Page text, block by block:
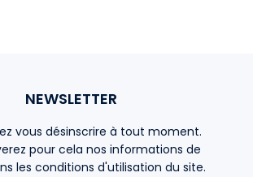
NEWSLETTER
vous désinscrire à tout moment.
pour cela nos informations de
les conditions d'utilisation du site.